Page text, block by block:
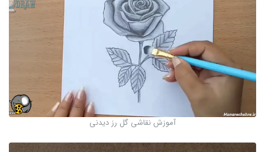
آموزش نقاشی گل رز دیدنی